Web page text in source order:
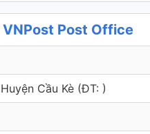
Post Office
Cầu Kè (ÐT: )